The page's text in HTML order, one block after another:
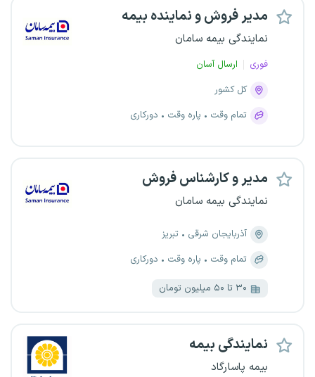
مدیر فروش و نماینده بیمه
نمایندگی بیمه سامان
فوری
ارسال آسان
کل کشور
تمام وقت
پاره وقت دورکاری
مدیر و کارشناس فروش
نمایندگی بیمه سامان
آذربایجان شرقی
تبریز
تمام وقت
پاره وقت دورکاری
۳۰ تا ۵۰ میلیون تومان
نمایندگی بیمه
بیمه پاسارگاد